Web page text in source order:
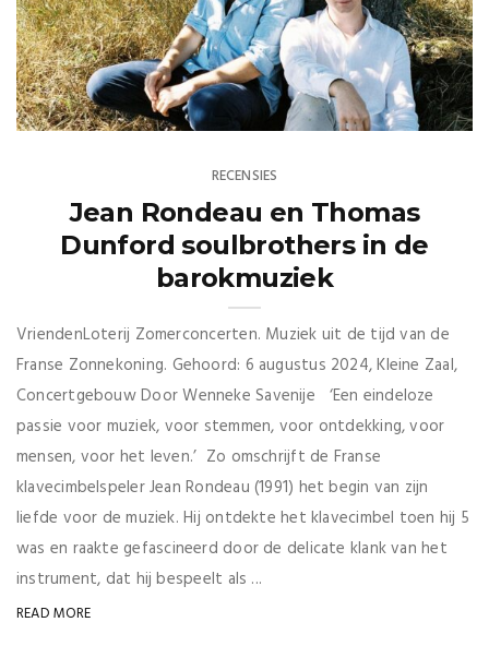
RECENSIES
Jean Rondeau en Thomas
Dunford soulbrothers in de
barokmuziek
VriendenLoterij Zomerconcerten. Muziek uit de tijd van de
Franse Zonnekoning. Gehoord: 6 augustus 2024, Kleine Zaal,
Concertgebouw Door Wenneke Savenije ‘Een eindeloze
passie voor muziek, voor stemmen, voor ontdekking, voor
mensen, voor het leven.’ Zo omschrijft de Franse
klavecimbelspeler Jean Rondeau (1991) het begin van zijn
liefde voor de muziek. Hij ontdekte het klavecimbel toen hij 5
was en raakte gefascineerd door de delicate klank van het
instrument, dat hij bespeelt als ...
READ MORE